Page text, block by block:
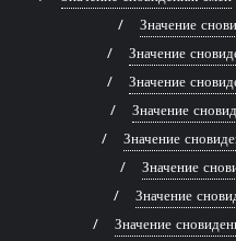
Значение
Значение
Значение
Значение
Значение
Значение
Значение
Значение